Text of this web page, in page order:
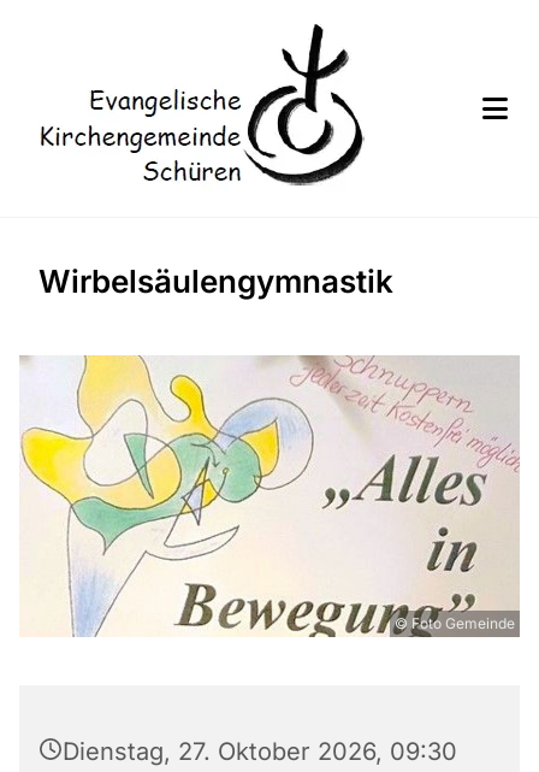
Wirbelsäulengymnastik
© Foto Gemeinde
Dienstag, 27. Oktober 2026, 09:30